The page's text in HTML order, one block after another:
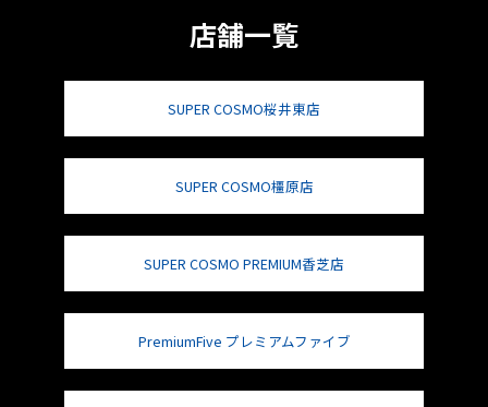
店舗一覧
SUPER COSMO桜井東店
SUPER COSMO橿原店
SUPER COSMO PREMIUM香芝店
PremiumFive プレミアムファイブ